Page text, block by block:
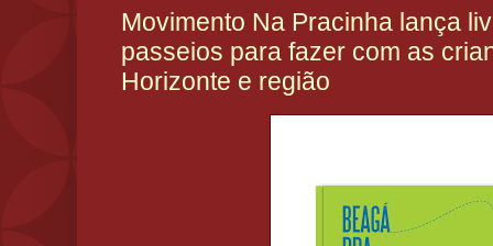
Movimento Na Pracinha lança
passeios para fazer com as
Horizonte e região